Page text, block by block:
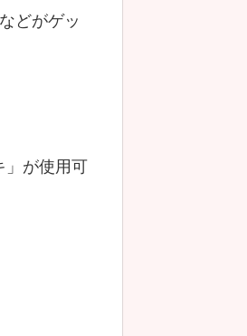
どがゲッ
」が使用可